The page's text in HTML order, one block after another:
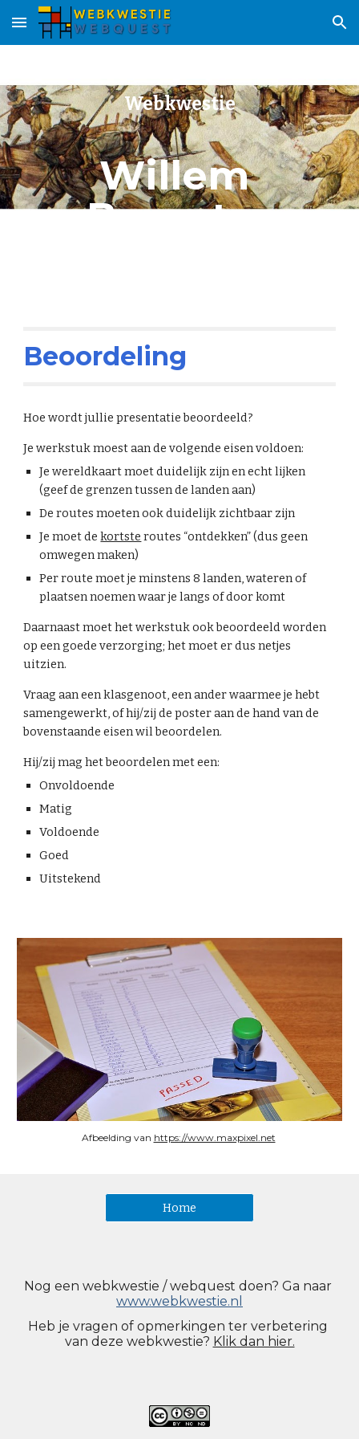
Skip to main content Skip to navigation
Webkwestie
Willem
Barentsz
Beoordeling
Hoe wordt jullie presentatie beoordeeld?
Je werkstuk moest aan de volgende eisen voldoen:
Je wereldkaart moet duidelijk zijn en echt lijken
(geef de grenzen tussen de landen aan)
De routes moeten ook duidelijk zichtbaar zijn
Je moet de kortste routes “ontdekken” (dus geen
omwegen maken)
Per route moet je minstens 8 landen, wateren of
plaatsen noemen waar je langs of door komt
Daarnaast moet het werkstuk ook beoordeeld worden
op een goede verzorging; het moet er dus netjes
uitzien.
Vraag aan een klasgenoot, een ander waarmee je hebt
samengewerkt, of hij/zij de poster aan de hand van de
bovenstaande eisen wil beoordelen.
Hij/zij mag het beoordelen met een:
Onvoldoende
Matig
Voldoende
Goed
Uitstekend
Afbeelding van https://www.maxpixel.net
Home
Nog een webkwestie / webquest doen? Ga naar
www.webkwestie.nl
Heb je vragen of opmerkingen ter verbetering
van deze webkwestie? Klik dan hier.